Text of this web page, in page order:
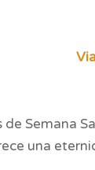
de Semana
una